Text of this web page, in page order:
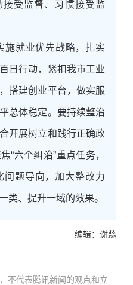
接受监督、习惯接受监
施就业优先战略，扎实
日行动，紧扣我市工业
搭建创业平台，做实服
总体稳定。要持续整治
开展树立和践行正确政
“六个纠治”重点任务，
问题导向，加大整改力
类、提升一域的效果。
编辑：谢蕊
不代表腾讯新闻的观点和立